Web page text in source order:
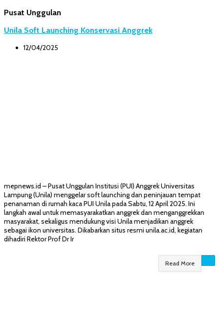
Pusat Unggulan
Unila Soft Launching Konservasi Anggrek
12/04/2025
mepnews.id – Pusat Unggulan Institusi (PUI) Anggrek Universitas
Lampung (Unila) menggelar soft launching dan peninjauan tempat
penanaman di rumah kaca PUI Unila pada Sabtu, 12 April 2025. Ini
langkah awal untuk memasyarakatkan anggrek dan menganggrekkan
masyarakat, sekaligus mendukung visi Unila menjadikan anggrek
sebagai ikon universitas. Dikabarkan situs resmi unila.ac.id, kegiatan
dihadiri Rektor Prof Dr Ir
Read More